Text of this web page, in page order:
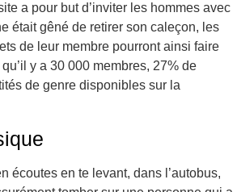
a pour but d’inviter les hommes avec
était gêné de retirer son caleçon, les
de leur membre pourront ainsi faire
y a 30 000 membres, 27% de
de genre disponibles sur la
écoutes en te levant, dans l’autobus,